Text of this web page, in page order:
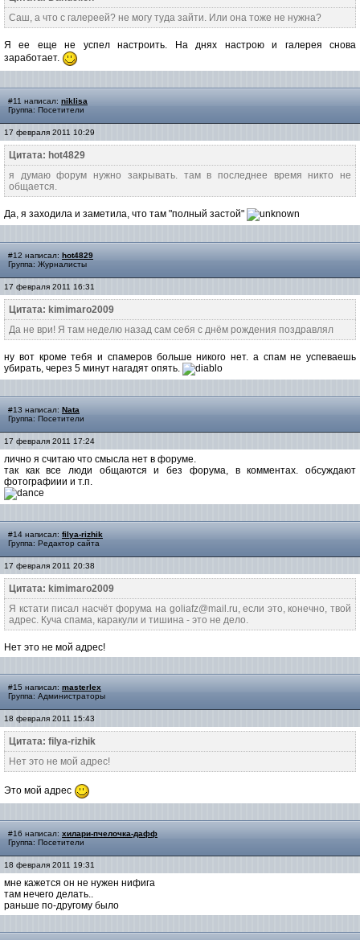
Саш, а что с галереей? не могу туда зайти. Или она тоже не нужна?
Я ее еще не успел настроить. На днях настрою и галерея снова
заработает.
#11 написал: niklisa
Группа: Посетители
17 февраля 2011 10:29
Цитата: hot4829
я думаю форум нужно закрывать. там в последнее время никто не
общается.
Да, я заходила и заметила, что там "полный застой"
#12 написал: hot4829
Группа: Журналисты
17 февраля 2011 16:31
Цитата: kimimaro2009
Да не ври! Я там неделю назад сам себя с днём рождения поздравлял
ну вот кроме тебя и спамеров больше никого нет. а спам не успеваешь
убирать, через 5 минут нагадят опять.
#13 написал: Nata
Группа: Посетители
17 февраля 2011 17:24
лично я считаю что смысла нет в форуме.
так как все люди общаются и без форума, в комментах. обсуждают
фотографиии и т.п.
#14 написал: filya-rizhik
Группа: Редактор сайта
17 февраля 2011 20:38
Цитата: kimimaro2009
Я кстати писал насчёт форума на goliafz@mail.ru, если это, конечно, твой
адрес. Куча спама, каракули и тишина - это не дело.
Нет это не мой адрес!
#15 написал: masterlex
Группа: Администраторы
18 февраля 2011 15:43
Цитата: filya-rizhik
Нет это не мой адрес!
Это мой адрес
#16 написал: хилари-пчелочка-дафф
Группа: Посетители
18 февраля 2011 19:31
мне кажется он не нужен нифига
там нечего делать..
раньше по-другому было